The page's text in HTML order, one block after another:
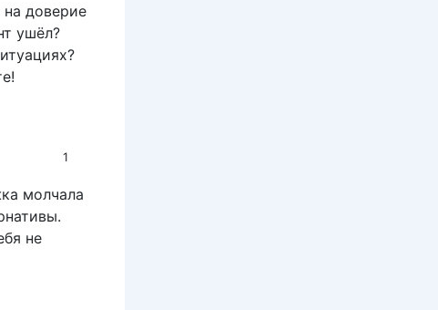
доверие
ушёл?
1
молчала
не